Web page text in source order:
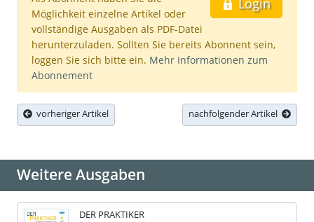
Login
Möglichkeit einzelne Artikel oder
vollständige Ausgaben als PDF-Datei
herunterzuladen. Sollten Sie bereits Abonnent sein,
loggen Sie sich bitte ein. Mehr Informationen zum
Abonnement
vorheriger Artikel nachfolgender Artikel
Weitere Ausgaben
DER PRAKTIKER